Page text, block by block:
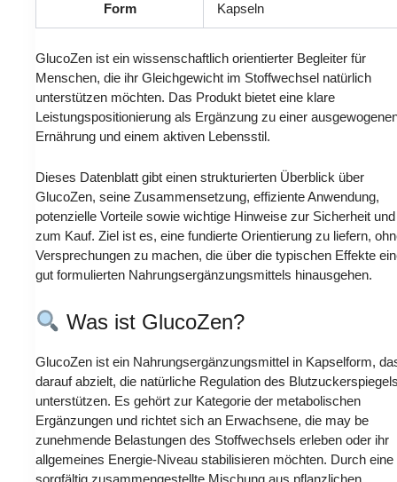
Form Kapseln
GlucoZen ist ein wissenschaftlich orientierter Begleiter für
Menschen, die ihr Gleichgewicht im Stoffwechsel natürlich
unterstützen möchten. Das Produkt bietet eine klare
Leistungspositionierung als Ergänzung zu einer
Ernährung und einem aktiven Lebensstil.
Dieses Datenblatt gibt einen strukturierten Überblick über
GlucoZen, seine Zusammensetzung, effiziente Anwendung,
potenzielle Vorteile sowie wichtige Hinweise zur Sicherheit und
zum Kauf. Ziel ist es, eine fundierte Orientierung zu liefern,
Versprechungen zu machen, die über die typischen Effekte
gut formulierten Nahrungsergänzungsmittels hinausgehen.
Was ist GlucoZen?
GlucoZen ist ein Nahrungsergänzungsmittel in Kapselform,
darauf abzielt, die natürliche Regulation des
unterstützen. Es gehört zur Kategorie der metabolischen
Ergänzungen und richtet sich an Erwachsene, die may be
zunehmende Belastungen des Stoffwechsels erleben oder ihr
allgemeines Energie-Niveau stabilisieren möchten. Durch eine